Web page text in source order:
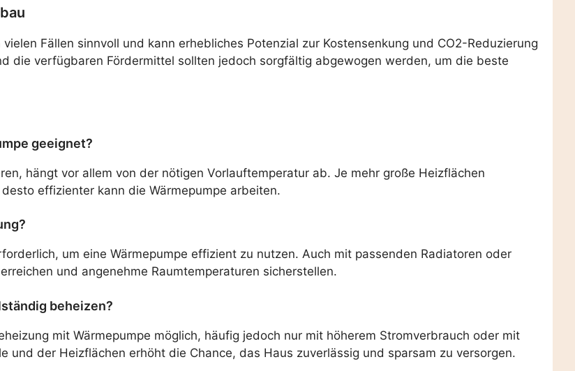
Fällen sinnvoll und kann erhebliches Potenzial zur Kostensenkung und CO2-Reduzierung
die verfügbaren Fördermittel sollten jedoch sorgfältig abgewogen werden, um die beste
geeignet?
hängt vor allem von der nötigen Vorlauftemperatur ab. Je mehr große Heizflächen
effizienter kann die Wärmepumpe arbeiten.
um eine Wärmepumpe effizient zu nutzen. Auch mit passenden Radiatoren oder
und angenehme Raumtemperaturen sicherstellen.
beheizen?
mit Wärmepumpe möglich, häufig jedoch nur mit höherem Stromverbrauch oder mit
und der Heizflächen erhöht die Chance, das Haus zuverlässig und sparsam zu versorgen.